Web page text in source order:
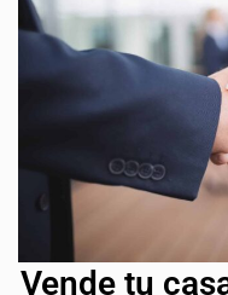
Vende tu